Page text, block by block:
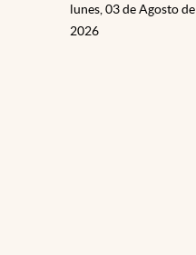
lunes, 03 de Agosto de
2026